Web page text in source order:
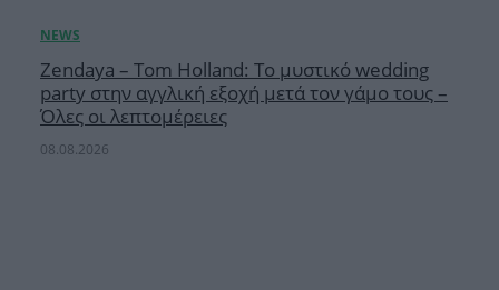
Zendaya – Tom Holland: Το μυστικό wedding
party στην αγγλική εξοχή μετά τον γάμο τους –
Όλες οι λεπτομέρειες
08.08.2026